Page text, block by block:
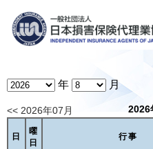
年 月
<< 2026年07月 2026
日
曜
日
行事